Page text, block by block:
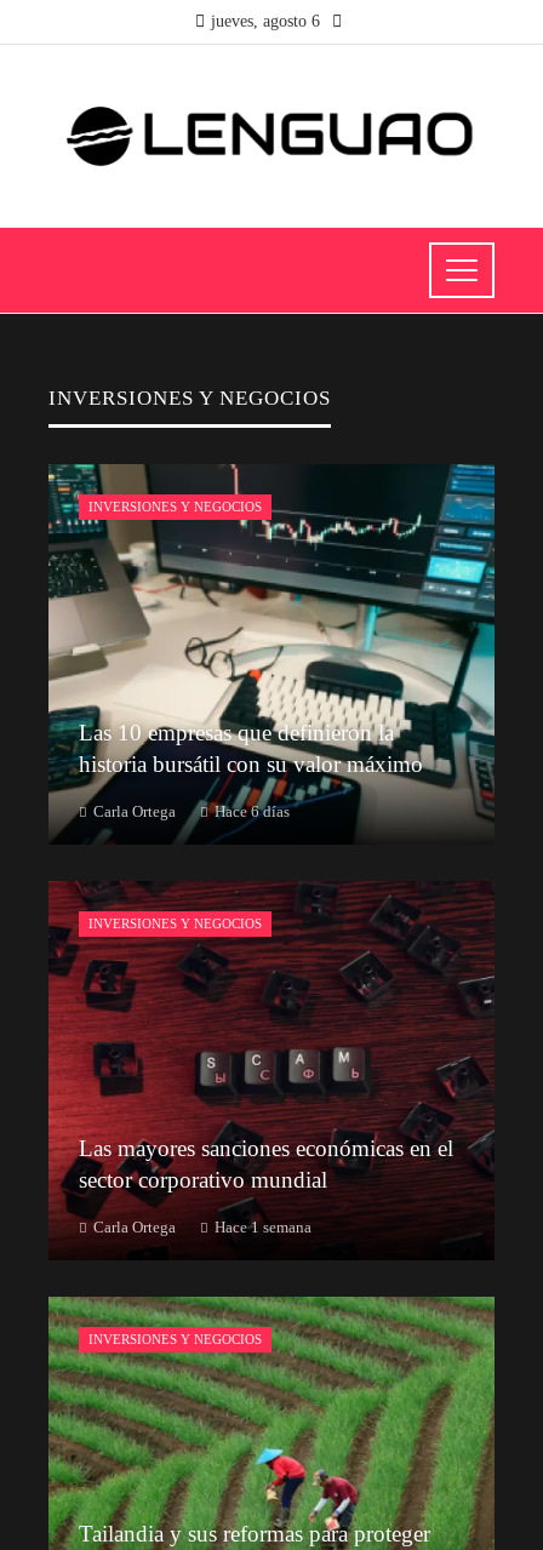
jueves, agosto 6
INVERSIONES Y NEGOCIOS
INVERSIONES Y NEGOCIOS
Las 10 empresas que definieron la
historia bursátil con su valor máximo
Carla Ortega Hace 6 días
INVERSIONES Y NEGOCIOS
Las mayores sanciones económicas en el
sector corporativo mundial
Carla Ortega Hace 1 semana
INVERSIONES Y NEGOCIOS
Tailandia y sus reformas para proteger